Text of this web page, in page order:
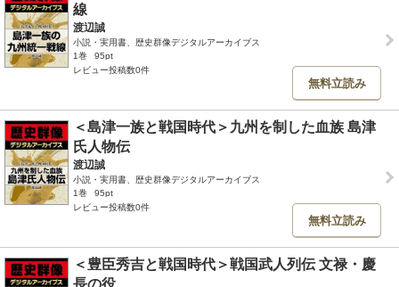
線
渡辺誠
小説・実用書、歴史群像デジタルアーカイブス
1巻
95pt
レビュー投稿数0件
無料立読み
＜島津一族と戦国時代＞九州を制した血族 島津
氏人物伝
渡辺誠
小説・実用書、歴史群像デジタルアーカイブス
1巻
95pt
レビュー投稿数0件
無料立読み
＜豊臣秀吉と戦国時代＞戦国武人列伝 文禄・慶
長の役